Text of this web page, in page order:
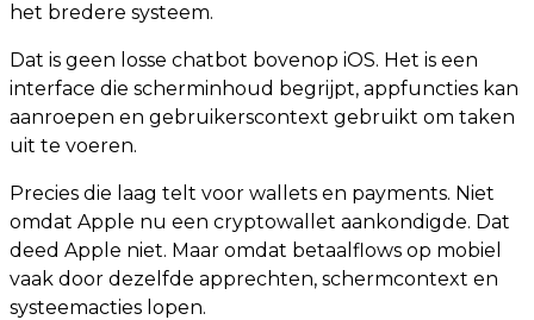
het bredere systeem.
Dat is geen losse chatbot bovenop iOS. Het is een
interface die scherminhoud begrijpt, appfuncties kan
aanroepen en gebruikerscontext gebruikt om taken
uit te voeren.
Precies die laag telt voor wallets en payments. Niet
omdat Apple nu een cryptowallet aankondigde. Dat
deed Apple niet. Maar omdat betaalflows op mobiel
vaak door dezelfde apprechten, schermcontext en
systeemacties lopen.